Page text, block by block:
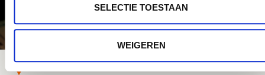
SELECTIE TOESTAAN
WEIGEREN